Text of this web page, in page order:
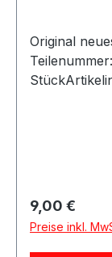
Original
Regulärer
9,00 €
Preise inkl.